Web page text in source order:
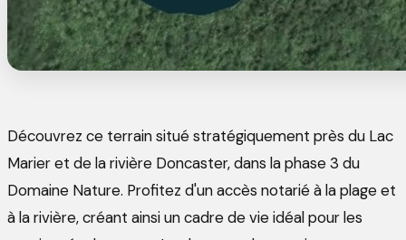
Découvrez ce terrain situé stratégiquement près du Lac
Marier et de la rivière Doncaster, dans la phase 3 du
Domaine Nature. Profitez d'un accès notarié à la plage et
à la rivière, créant ainsi un cadre de vie idéal pour les